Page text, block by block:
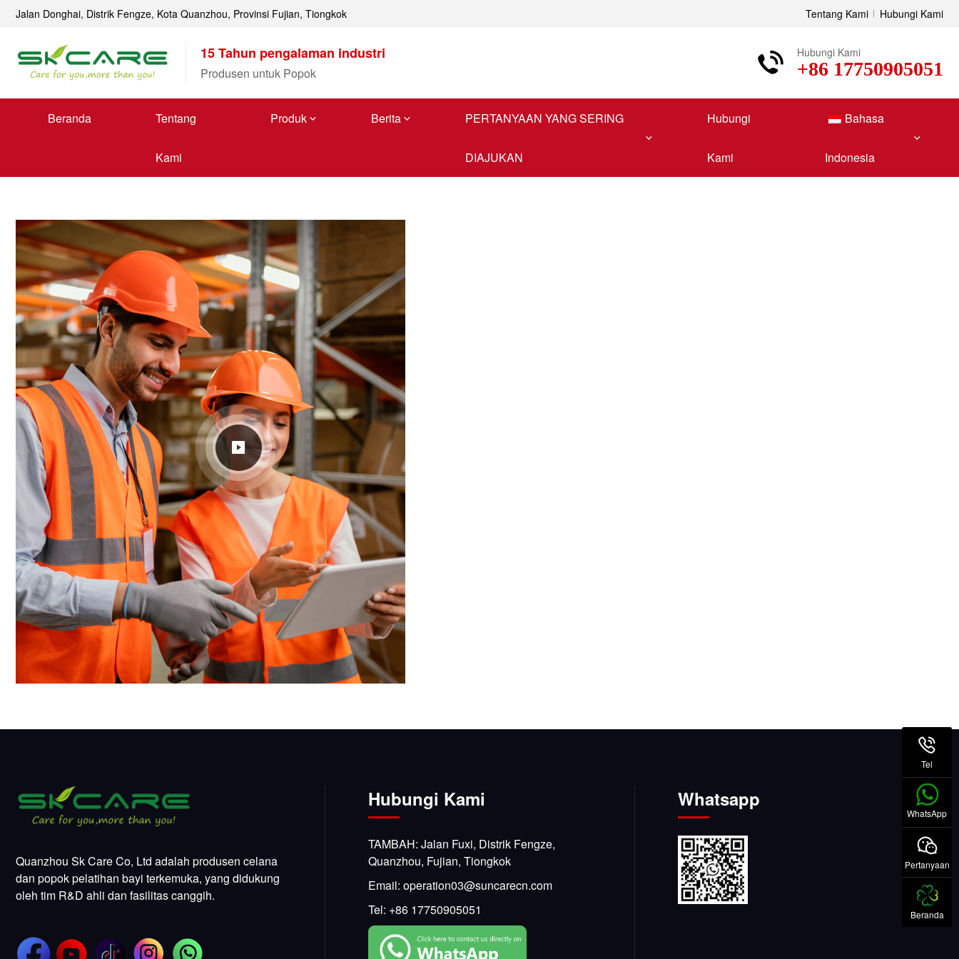
Jalan Donghai, Distrik Fengze, Kota Quanzhou, Provinsi Fujian, Tiongkok Tentang Kami Hubungi Kami
15 Tahun pengalaman industri
Produsen untuk Popok
Hubungi Kami
+86 17750905051
Beranda Tentang
Kami
Produk Berita PERTANYAAN YANG SERING
DIAJUKAN
Hubungi
Kami
Bahasa
Indonesia
Quanzhou Sk Care Co, Ltd adalah produsen celana
dan popok pelatihan bayi terkemuka, yang didukung
oleh tim R&D ahli dan fasilitas canggih.
Hubungi Kami
TAMBAH: Jalan Fuxi, Distrik Fengze,
Quanzhou, Fujian, Tiongkok
Email:operation03@suncarecn.com
Tel: +86 17750905051
Whatsapp
Tel
WhatsApp
Pertanyaan
Beranda